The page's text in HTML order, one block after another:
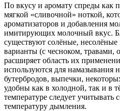
По вкусу и аромату спреды как
мягкой «сливочной» ноткой,
ароматизаторов и добавления
имитирующих молочный вкус.
существуют солёные,
варианты (с чесноком, травами,
расширяет область их
используются для намазывания
бутербродов, выпечки,
удобны как в холодной, так и в
температуре следует учитывать
температуру дымления.